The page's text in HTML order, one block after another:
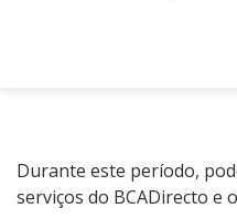
Durante este período,
serviços do BCADirecto e